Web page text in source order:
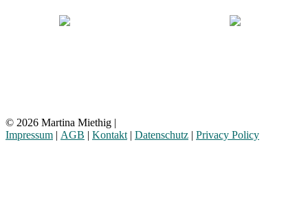
© 2026 Martina Miethig |
Impressum | AGB | Kontakt | Datenschutz | Privacy Policy